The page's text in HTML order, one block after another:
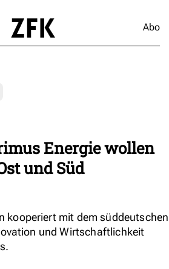
Abo
Energie wollen
und Süd
kooperiert mit dem süddeutschen
und Wirtschaftlichkeit